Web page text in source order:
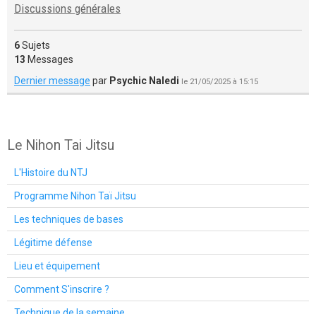
Discussions générales
6Sujets
13 Messages
Dernier message par Psychic Naledi le 21/05/2025 à 15:15
Le Nihon Tai Jitsu
L'Histoire du NTJ
Programme Nihon Taï Jitsu
Les techniques de bases
Légitime défense
Lieu et équipement
Comment S'inscrire ?